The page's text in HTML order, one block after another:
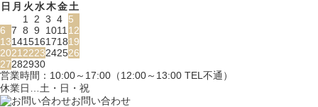
日 月 火水木金土
1
2 3 4 5
6 7 8 9 1011 12
13141516171819
2021 2223242526
27282930
営業時間：10:00～17:00（12:00～13:00 TEL不通）
休業日…土・日・祝
お問い合わせ